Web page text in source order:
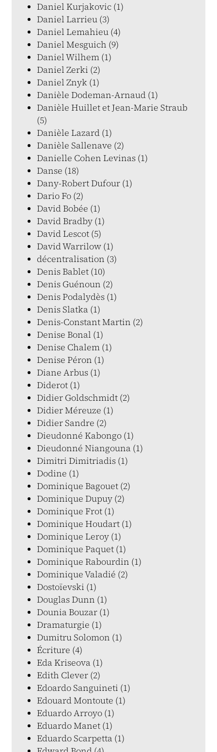
Daniel Kurjakovic (1)
Daniel Larrieu (3)
Daniel Lemahieu (4)
Daniel Mesguich (9)
Daniel Wilhem (1)
Daniel Zerki (2)
Daniel Znyk (1)
Danièle Dodeman-Arnaud (1)
Danièle Huillet et Jean-Marie Straub
(5)
Danièle Lazard (1)
Danièle Sallenave (2)
Danielle Cohen Levinas (1)
Danse (18)
Dany-Robert Dufour (1)
Dario Fo (2)
David Bobée (1)
David Bradby (1)
David Lescot (5)
David Warrilow (1)
décentralisation (3)
Denis Bablet (10)
Denis Guénoun (2)
Denis Podalydès (1)
Denis Slatka (1)
Denis-Constant Martin (2)
Denise Bonal (1)
Denise Chalem (1)
Denise Péron (1)
Diane Arbus (1)
Diderot (1)
Didier Goldschmidt (2)
Didier Méreuze (1)
Didier Sandre (2)
Dieudonné Kabongo (1)
Dieudonné Niangouna (1)
Dimitri Dimitriadis (1)
Dodine (1)
Dominique Bagouet (2)
Dominique Dupuy (2)
Dominique Frot (1)
Dominique Houdart (1)
Dominique Leroy (1)
Dominique Paquet (1)
Dominique Rabourdin (1)
Dominique Valadié (2)
Dostoïevski (1)
Douglas Dunn (1)
Dounia Bouzar (1)
Dramaturgie (1)
Dumitru Solomon (1)
Écriture (4)
Eda Kriseova (1)
Edith Clever (2)
Edoardo Sanguineti (1)
Edouard Montoute (1)
Eduardo Arroyo (1)
Eduardo Manet (1)
Eduardo Scarpetta (1)